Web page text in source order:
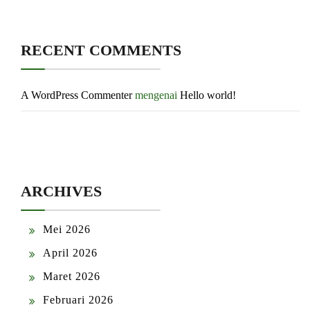
RECENT COMMENTS
A WordPress Commentermengenai Hello world!
ARCHIVES
Mei 2026
April 2026
Maret 2026
Februari 2026